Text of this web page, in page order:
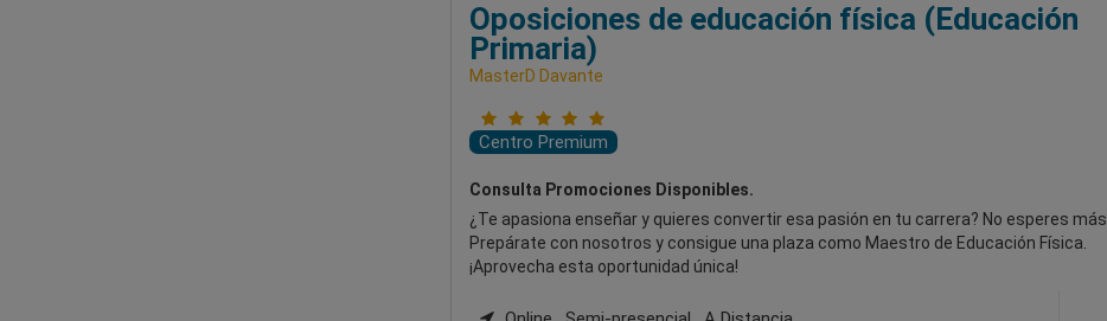
Oposiciones de educación física (Educación
Primaria)
MasterD Davante
Centro Premium
Consulta Promociones Disponibles.
¿Te apasiona enseñar y quieres convertir esa pasión en tu carrera? No esperes más.
Prepárate con nosotros y consigue una plaza como Maestro de Educación Física.
¡Aprovecha esta oportunidad única!